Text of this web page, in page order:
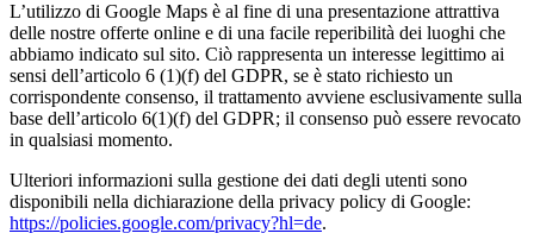
L’utilizzo di Google Maps è al fine di una presentazione attrattiva
delle nostre offerte online e di una facile reperibilità dei luoghi che
abbiamo indicato sul sito. Ciò rappresenta un interesse legittimo ai
sensi dell’articolo 6 (1)(f) del GDPR, se è stato richiesto un
corrispondente consenso, il trattamento avviene esclusivamente sulla
base dell’articolo 6(1)(f) del GDPR; il consenso può essere revocato
in qualsiasi momento.
Ulteriori informazioni sulla gestione dei dati degli utenti sono
disponibili nella dichiarazione della privacy policy di Google:
https://policies.google.com/privacy?hl=de.